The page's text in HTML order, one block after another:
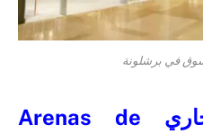
في برشلونة
مركز أريناس التجاري Arenas de